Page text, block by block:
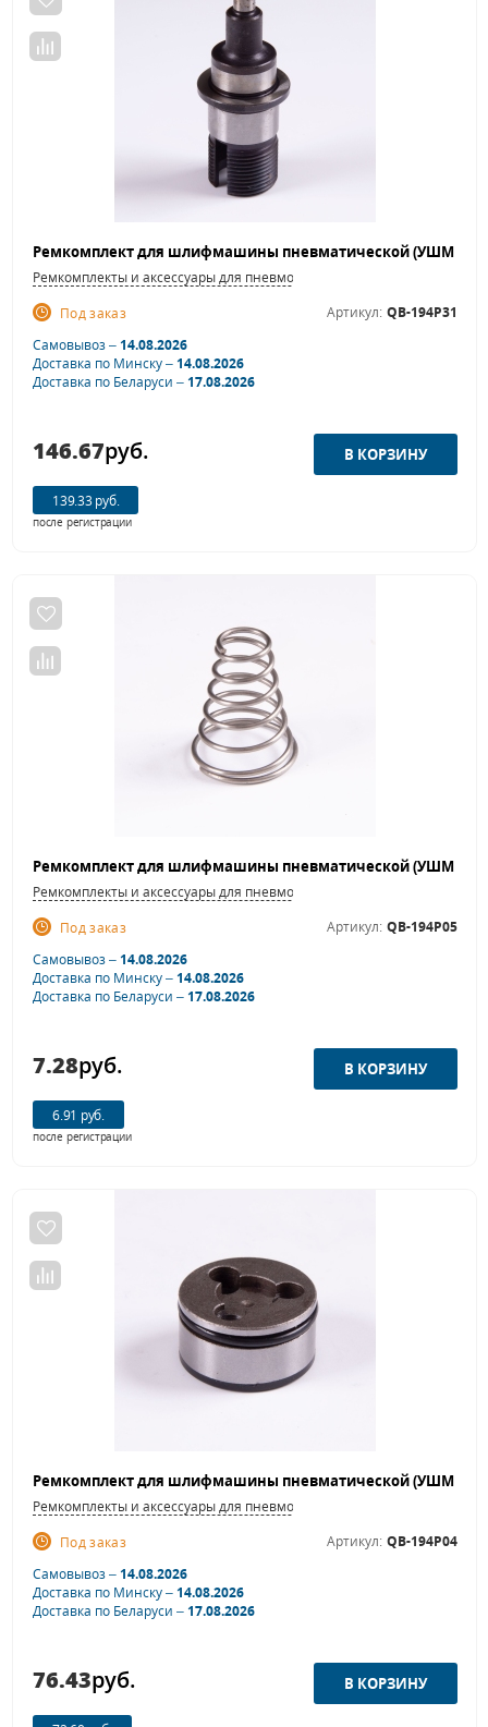
Ремкомплекты и аксессуары для пневмошлифовальных машинок
Под заказ
Артикул: QB-194P31
Самовывоз –14.08.2026
Доставка по Минску –14.08.2026
Доставка по Беларуси –17.08.2026
146.67руб.
139.33 руб.
после регистрации
Ремкомплекты и аксессуары для пневмошлифовальных машинок
Под заказ
Артикул: QB-194P05
Самовывоз –14.08.2026
Доставка по Минску –14.08.2026
Доставка по Беларуси –17.08.2026
7.28руб.
6.91 руб.
после регистрации
Ремкомплекты и аксессуары для пневмошлифовальных машинок
Под заказ
Артикул: QB-194P04
Самовывоз –14.08.2026
Доставка по Минску –14.08.2026
Доставка по Беларуси –17.08.2026
76.43руб.